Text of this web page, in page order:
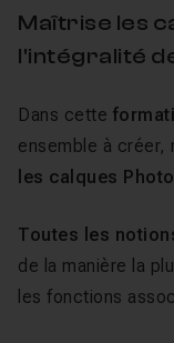
Maîtrise les
l'intégralité
Dans cette
ensemble à
les calques
Toutes les
de la manière la
les fonctions